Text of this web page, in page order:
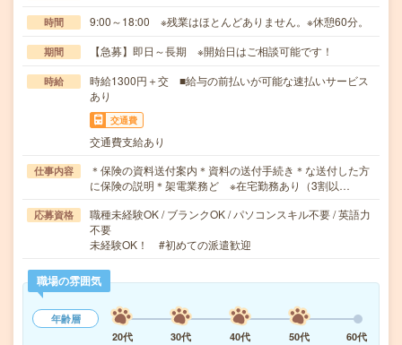
時間 9:00～18:00 ※残業はほとんどありません。※休憩60分。
期間 【急募】即日～長期 ※開始日はご相談可能です！
時給
時給1300円＋交 ■給与の前払いが可能な速払いサービス
あり
交通費
交通費支給あり
仕事内容
＊保険の資料送付案内＊資料の送付手続き＊な送付した方
に保険の説明＊架電業務ど ※在宅勤務あり（3割以…
応募資格
職種未経験OK / ブランクOK / パソコンスキル不要 / 英語力
不要
未経験OK！ #初めての派遣歓迎
職場の雰囲気
年齢層
20代
30代 40代 50代
60代